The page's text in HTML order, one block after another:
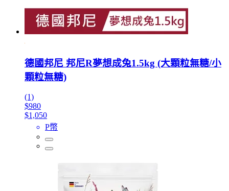
德國邦尼 邦尼R夢想成兔1.5kg (大顆粒無糖/小
顆粒無糖)
(1)
$980
$1,050
P幣